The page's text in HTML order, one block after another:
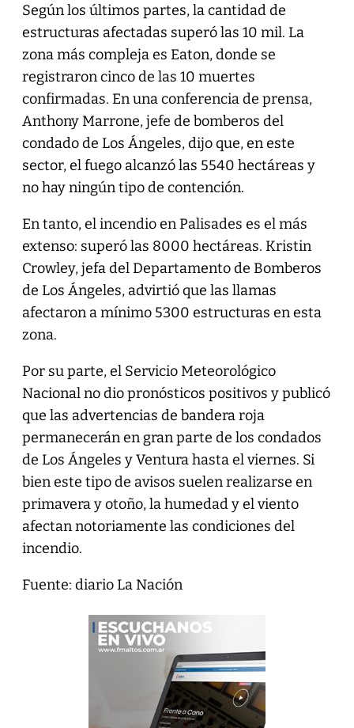
Según los últimos partes, la cantidad de
estructuras afectadas superó las 10 mil. La
zona más compleja es Eaton, donde se
registraron cinco de las 10 muertes
confirmadas. En una conferencia de prensa,
Anthony Marrone, jefe de bomberos del
condado de Los Ángeles, dijo que, en este
sector, el fuego alcanzó las 5540 hectáreas y
no hay ningún tipo de contención.
En tanto, el incendio en Palisades es el más
extenso: superó las 8000 hectáreas. Kristin
Crowley, jefa del Departamento de Bomberos
de Los Ángeles, advirtió que las llamas
afectaron a mínimo 5300 estructuras en esta
zona.
Por su parte, el Servicio Meteorológico
Nacional no dio pronósticos positivos y publicó
que las advertencias de bandera roja
permanecerán en gran parte de los condados
de Los Ángeles y Ventura hasta el viernes. Si
bien este tipo de avisos suelen realizarse en
primavera y otoño, la humedad y el viento
afectan notoriamente las condiciones del
incendio.
Fuente: diario La Nación